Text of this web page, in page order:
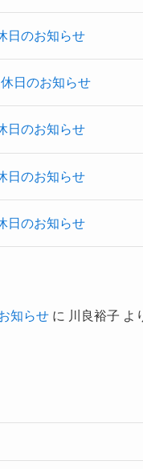
のお知らせ
日のお知らせ
のお知らせ
のお知らせ
のお知らせ
知らせに 川良裕子 よ